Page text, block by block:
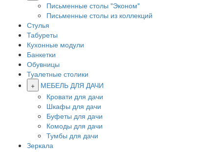
Письменные столы "Эконом"
Письменные столы из коллекций
Стулья
Табуреты
Кухонные модули
Банкетки
Обувницы
Туалетные столики
+
МЕБЕЛЬ ДЛЯ ДАЧИ
Кровати для дачи
Шкафы для дачи
Буфеты для дачи
Комоды для дачи
Тумбы для дачи
Зеркала